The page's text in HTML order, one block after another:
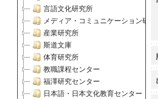
言語文化研究所
メディア・コミュニケーション研究
産業研究所
斯道文庫
体育研究所
教職課程センター
福澤研究センター
日本語・日本文化教育センター